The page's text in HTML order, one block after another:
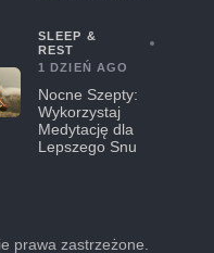
SLEEP &
REST
1 DZIEŃ AGO
Nocne Szepty:
Wykorzystaj
Medytację dla
Lepszego Snu
prawa zastrzeżone.